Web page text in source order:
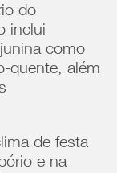
do
inclui
como
quente, além
de festa
e na